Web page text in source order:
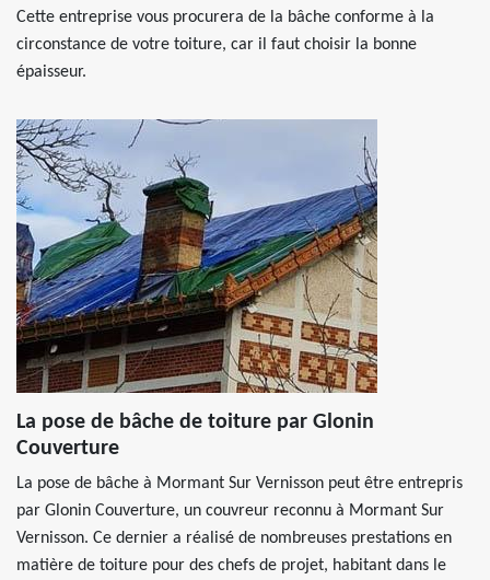
Cette entreprise vous procurera de la bâche conforme à la
circonstance de votre toiture, car il faut choisir la bonne
épaisseur.
La pose de bâche de toiture par Glonin
Couverture
La pose de bâche à Mormant Sur Vernisson peut être entrepris
par Glonin Couverture, un couvreur reconnu à Mormant Sur
Vernisson. Ce dernier a réalisé de nombreuses prestations en
matière de toiture pour des chefs de projet, habitant dans le